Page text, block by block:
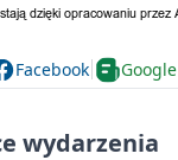
Facebook
wydarzenia